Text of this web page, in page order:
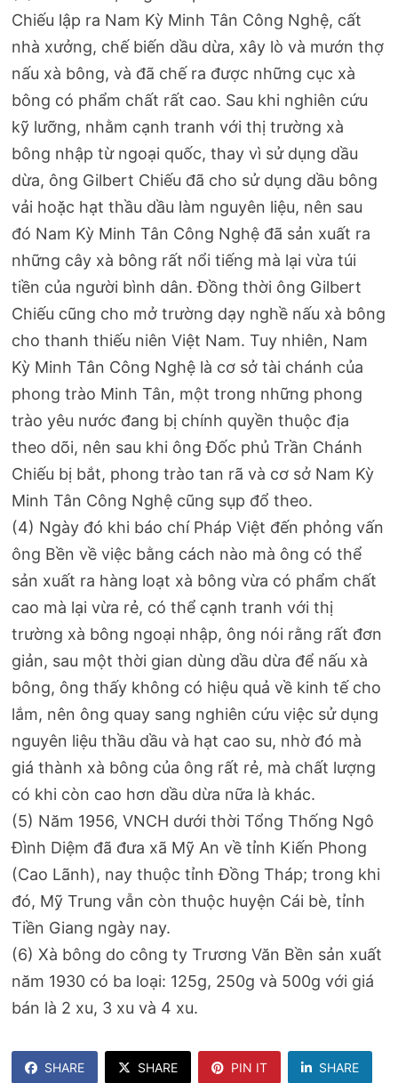
Chiếu lập ra Nam Kỳ Minh Tân Công Nghệ, cất
nhà xưởng, chế biến dầu dừa, xây lò và mướn thợ
nấu xà bông, và đã chế ra được những cục xà
bông có phẩm chất rất cao. Sau khi nghiên cứu
kỹ lưỡng, nhằm cạnh tranh với thị trường xà
bông nhập từ ngoại quốc, thay vì sử dụng dầu
dừa, ông Gilbert Chiếu đã cho sử dụng dầu bông
vải hoặc hạt thầu dầu làm nguyên liệu, nên sau
đó Nam Kỳ Minh Tân Công Nghệ đã sản xuất ra
những cây xà bông rất nổi tiếng mà lại vừa túi
tiền của người bình dân. Đồng thời ông Gilbert
Chiếu cũng cho mở trường dạy nghề nấu xà bông
cho thanh thiếu niên Việt Nam. Tuy nhiên, Nam
Kỳ Minh Tân Công Nghệ là cơ sở tài chánh của
phong trào Minh Tân, một trong những phong
trào yêu nước đang bị chính quyền thuộc địa
theo dõi, nên sau khi ông Đốc phủ Trần Chánh
Chiếu bị bắt, phong trào tan rã và cơ sở Nam Kỳ
Minh Tân Công Nghệ cũng sụp đổ theo.
(4) Ngày đó khi báo chí Pháp Việt đến phỏng vấn
ông Bền về việc bằng cách nào mà ông có thể
sản xuất ra hàng loạt xà bông vừa có phẩm chất
cao mà lại vừa rẻ, có thể cạnh tranh với thị
trường xà bông ngoại nhập, ông nói rằng rất đơn
giản, sau một thời gian dùng dầu dừa để nấu xà
bông, ông thấy không có hiệu quả về kinh tế cho
lắm, nên ông quay sang nghiên cứu việc sử dụng
nguyên liệu thầu dầu và hạt cao su, nhờ đó mà
giá thành xà bông của ông rất rẻ, mà chất lượng
có khi còn cao hơn dầu dừa nữa là khác.
(5) Năm 1956, VNCH dưới thời Tổng Thống Ngô
Đình Diệm đã đưa xã Mỹ An về tỉnh Kiến Phong
(Cao Lãnh), nay thuộc tỉnh Đồng Tháp; trong khi
đó, Mỹ Trung vẫn còn thuộc huyện Cái bè, tỉnh
Tiền Giang ngày nay.
(6) Xà bông do công ty Trương Văn Bền sản xuất
năm 1930 có ba loại: 125g, 250g và 500g với giá
bán là 2 xu, 3 xu và 4 xu.
SHARE SHARE PIN IT SHARE